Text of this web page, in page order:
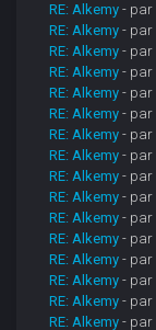
RE: Alkemy - par
RE: Alkemy - par
RE: Alkemy - par
RE: Alkemy - par
RE: Alkemy - par
RE: Alkemy - par
RE: Alkemy - par
RE: Alkemy - par
RE: Alkemy - par
RE: Alkemy - par
RE: Alkemy - par
RE: Alkemy - par
RE: Alkemy - par
RE: Alkemy - par
RE: Alkemy - par
RE: Alkemy - par